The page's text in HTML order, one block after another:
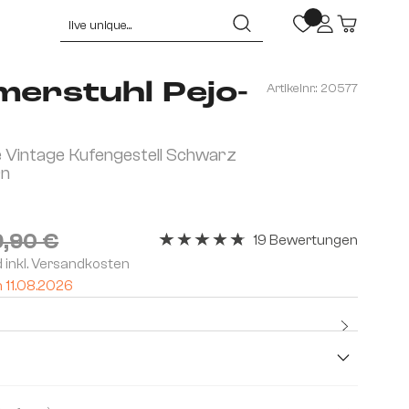
Pejo-
Kufengestell Schwarz
Artikelnr.: 20577
€
inkl. Versandkosten
19 Bewertungen